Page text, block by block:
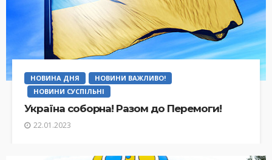
НОВИНА ДНЯ
НОВИНИ ВАЖЛИВО!
НОВИНИ СУСПІЛЬНІ
Україна соборна! Разом до Перемоги!
22.01.2023